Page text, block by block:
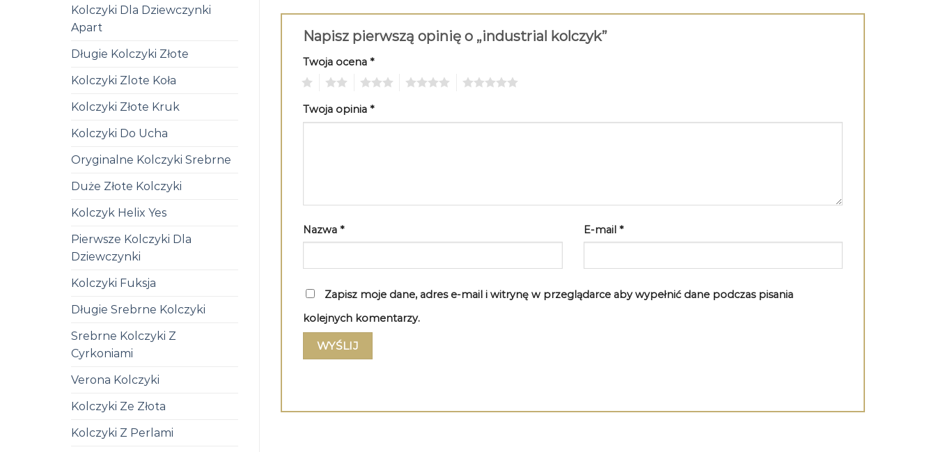
Kolczyki Dla Dziewczynki
Apart
Długie Kolczyki Złote
Kolczyki Zlote Koła
Kolczyki Złote Kruk
Kolczyki Do Ucha
Oryginalne Kolczyki Srebrne
Duże Złote Kolczyki
Kolczyk Helix Yes
Pierwsze Kolczyki Dla
Dziewczynki
Kolczyki Fuksja
Długie Srebrne Kolczyki
Srebrne Kolczyki Z
Cyrkoniami
Verona Kolczyki
Kolczyki Ze Złota
Kolczyki Z Perlami
Napisz pierwszą opinię o „industrial kolczyk”
Twoja ocena *
Twoja opinia *
Nazwa * E-mail *
Zapisz moje dane, adres e-mail i witrynę w przeglądarce aby wypełnić dane podczas pisania
kolejnych komentarzy.